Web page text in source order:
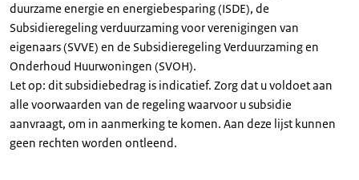
duurzame energie en energiebesparing (ISDE), de
Subsidieregeling verduurzaming voor verenigingen van
eigenaars (SVVE) en de Subsidieregeling Verduurzaming en
Onderhoud Huurwoningen (SVOH).
Let op: dit subsidiebedrag is indicatief. Zorg dat u voldoet aan
alle voorwaarden van de regeling waarvoor u subsidie
aanvraagt, om in aanmerking te komen. Aan deze lijst kunnen
geen rechten worden ontleend.